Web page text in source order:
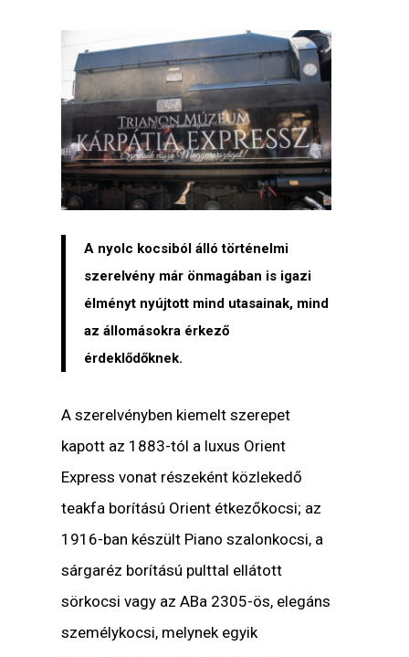
A nyolc kocsiból álló történelmi
szerelvény már önmagában is igazi
élményt nyújtott mind utasainak, mind
az állomásokra érkező
érdeklődőknek.
A szerelvényben kiemelt szerepet
kapott az 1883-tól a luxus Orient
Express vonat részeként közlekedő
teakfa borítású Orient étkezőkocsi; az
1916-ban készült Piano szalonkocsi, a
sárgaréz borítású pulttal ellátott
sörkocsi vagy az ABa 2305-ös, elegáns
személykocsi, melynek egyik